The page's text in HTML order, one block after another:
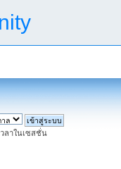
ลาในเซสชั่น